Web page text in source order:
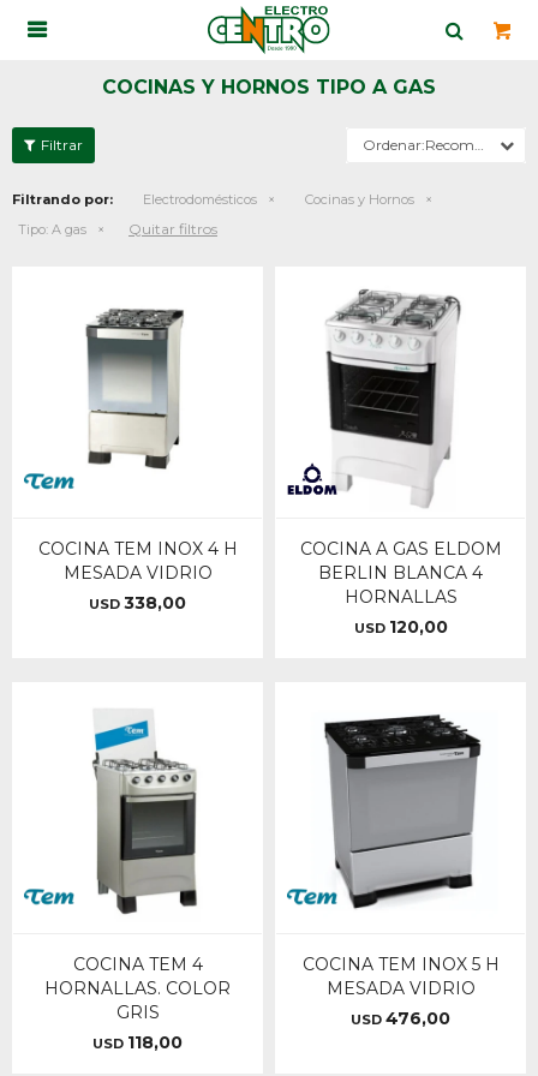

COCINAS Y HORNOS TIPO A GAS
Recomendados
Filtrando por: Electrodomésticos
Cocinas y Hornos
Tipo: A gas Quitar filtros
COCINA TEM INOX 4 H
MESADA VIDRIO
USD 338,00
COCINA A GAS ELDOM
BERLIN BLANCA 4
HORNALLAS
USD 120,00
COCINA TEM 4
HORNALLAS. COLOR
GRIS
USD 118,00
COCINA TEM INOX 5 H
MESADA VIDRIO
USD 476,00